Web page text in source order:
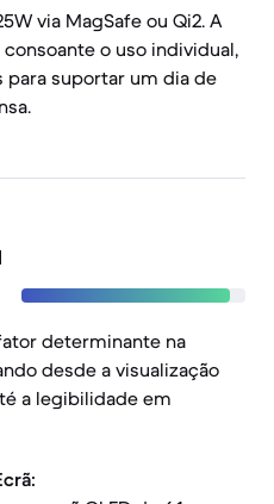
via MagSafe ou Qi2. A
o uso individual,
para suportar um dia de
determinante na
desde a visualização
a legibilidade em